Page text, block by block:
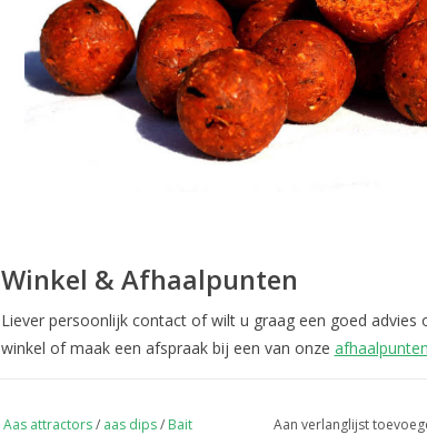
Winkel & Afhaalpunten
Liever persoonlijk contact of wilt u graag een goed advies
winkel of maak een afspraak bij een van onze afhaalpunten
Aas attractors/ aas dips/ Bait
Aan verlanglijst